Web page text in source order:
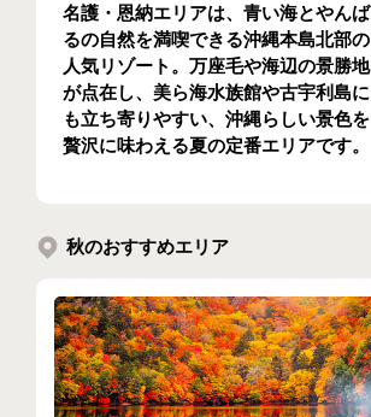
名護・恩納エリアは、青い海とやんば
るの自然を満喫できる沖縄本島北部の
人気リゾート。万座毛や海辺の景勝地
が点在し、美ら海水族館や古宇利島に
も立ち寄りやすい、沖縄らしい景色を
贅沢に味わえる夏の定番エリアです。
秋のおすすめエリア